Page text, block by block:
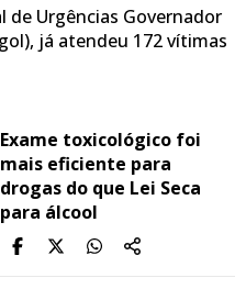
de Urgências Governador
já atendeu 172 vítimas
Exame toxicológico foi
mais eficiente para
drogas do que Lei Seca
para álcool